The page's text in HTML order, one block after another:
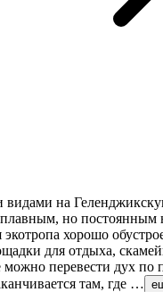
на
но постоянным
хорошо
для отдыха,
можно перевести дух по
там, где …